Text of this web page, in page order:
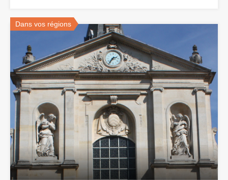
Dans vos régions